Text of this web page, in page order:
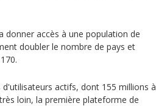
donner accès à une population de
doubler le nombre de pays et
actifs, dont 155 millions à
loin, la première plateforme de